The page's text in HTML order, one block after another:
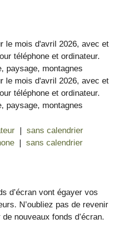
| sans calendrier
| sans calendrier
d’écran vont égayer vos
N’oubliez pas de revenir
nouveaux fonds d’écran.